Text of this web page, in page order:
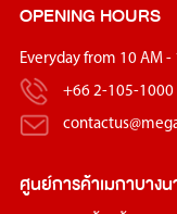
OPENING HOURS
Everyday from 10 AM -
+66 2-105-1000
ศูนย์การค้าเมกาบางน